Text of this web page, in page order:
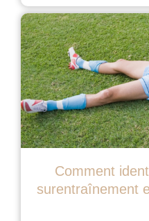
Comment
surentraînement